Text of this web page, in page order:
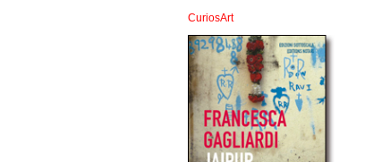
CuriosArt